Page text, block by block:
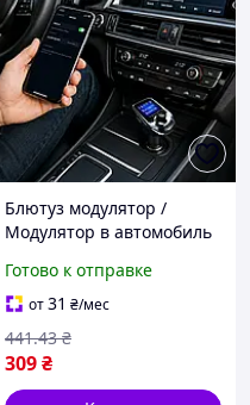
Блютуз модулятор /
Модулятор в автомобиль
блютуз, AB-Q541, Черный
/ FM модулятор в машину
Готово к отправке
от31 ₴/мес
309₴
441.43 ₴